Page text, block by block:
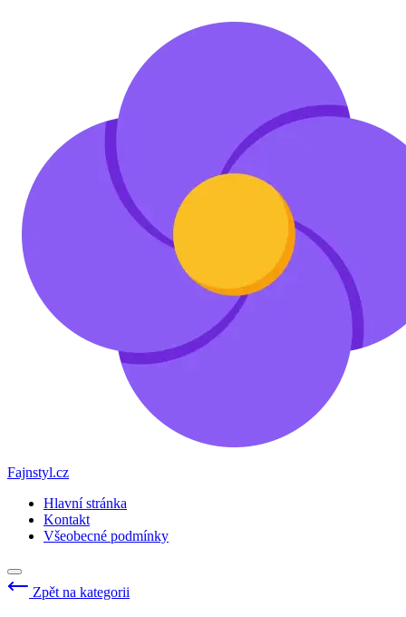
Fajnstyl.cz
Hlavní stránka
Kontakt
Všeobecné podmínky
Zpět na kategorii